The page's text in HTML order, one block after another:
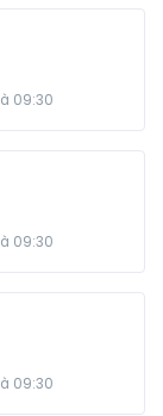
09:30
09:30
09:30